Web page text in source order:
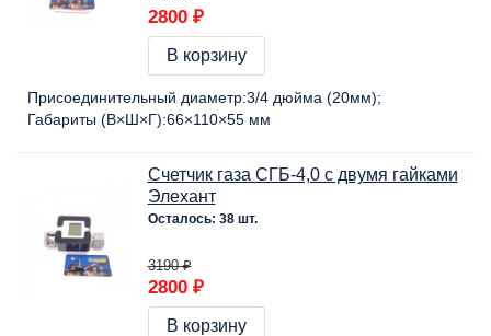
2800 ₽
В корзину
Присоединительный диаметр:3/4 дюйма (20мм)
Габариты (В×Ш×Г):66×110×55 мм
Счетчик газа СГБ-4,0 с двумя гайками
Элехант
Осталось: 38 шт.
3190 ₽
2800 ₽
В корзину